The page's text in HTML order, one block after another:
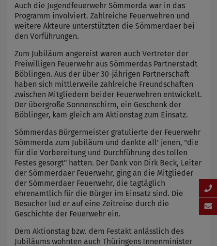
Auch die Jugendfeuerwehr Sömmerda war in das
Programm involviert. Zahlreiche Feuerwehren und
weitere Akteure unterstützten die Sömmerdaer bei
den Vorführungen.
Zum Jubiläum angereist waren auch Vertreter der
Freiwilligen Feuerwehr aus Sömmerdas Partnerstadt
Böblingen. Aus der über 30-jährigen Partnerschaft
haben sich mittlerweile zahlreiche Freundschaften
zwischen Mitgliedern beider Feuerwehren entwickelt.
Der übergroße Sonnenschirm, ein Geschenk der
Böblinger, kam gleich am Aktionstag zum Einsatz.
Sömmerdas Bürgermeister gratulierte der Feuerwehr
Sömmerda zum Jubiläum und dankte all' jenen, "die
für die Vorbereitung und Durchführung des tollen
Festes gesorgt" hatten. Der Dank von Dirk Beck, Leiter
der Sömmerdaer Feuerwehr, ging an die Mitglieder
der Sömmerdaer Feuerwehr, die tagtäglich
ehrenamtlich für die Bürger im Einsatz sind. Die
Besucher lud er auf eine Zeitreise durch die
Geschichte der Feuerwehr ein.
Dem Aktionstag bzw. dem Festakt anlässlich des
Jubiläums wohnten auch Thüringens Innenminister